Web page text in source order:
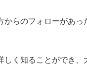
らのフォローがあ
く知ることができ